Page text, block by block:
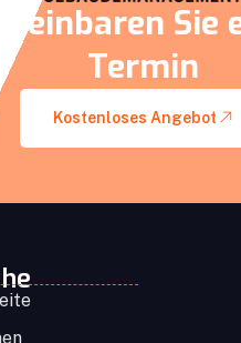
Sie
Termin
Kostenloses Angebot